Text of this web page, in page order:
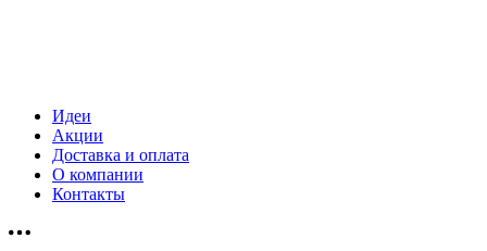
Идеи
Акции
Доставка и оплата
О компании
Контакты